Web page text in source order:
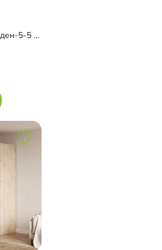
Шкаф-купе угловой Борден-5-5 1000